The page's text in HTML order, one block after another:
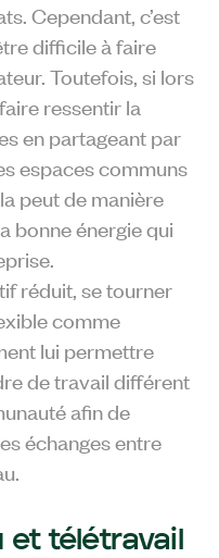
Cependant, c’est
difficile à faire
Toutefois, si lors
ressentir la
en partageant par
espaces communs
peut de manière
bonne énergie qui
réduit, se tourner
comme
lui permettre
de travail différent
afin de
échanges entre
et télétravail